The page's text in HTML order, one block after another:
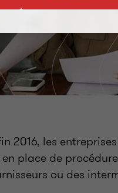
2016, les
place de
ou des